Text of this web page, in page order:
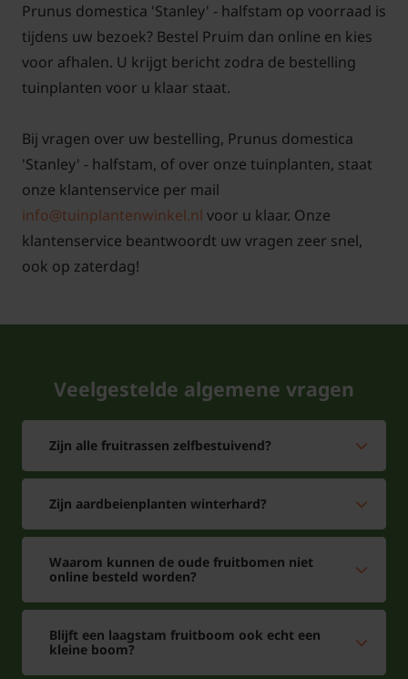
Prunus domestica 'Stanley' - halfstam op voorraad is
tijdens uw bezoek? Bestel Pruim dan online en kies
voor afhalen. U krijgt bericht zodra de bestelling
tuinplanten voor u klaar staat.
Bij vragen over uw bestelling, Prunus domestica
'Stanley' - halfstam, of over onze tuinplanten, staat
onze klantenservice per mail
info@tuinplantenwinkel.nl voor u klaar. Onze
klantenservice beantwoordt uw vragen zeer snel,
ook op zaterdag!
Veelgestelde algemene vragen
Zijn alle fruitrassen zelfbestuivend?
Zijn aardbeienplanten winterhard?
Waarom kunnen de oude fruitbomen niet
online besteld worden?
Blijft een laagstam fruitboom ook echt een
kleine boom?